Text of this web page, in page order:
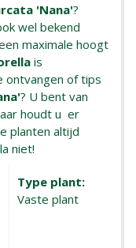
'Nana'?
wel bekend
maximale hoogt
is
ontvangen of tips
? U bent van
houdt u er
planten altijd
niet!
Type plant:
Vaste plant